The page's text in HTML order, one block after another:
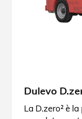
Dulevo
La D.zero² è